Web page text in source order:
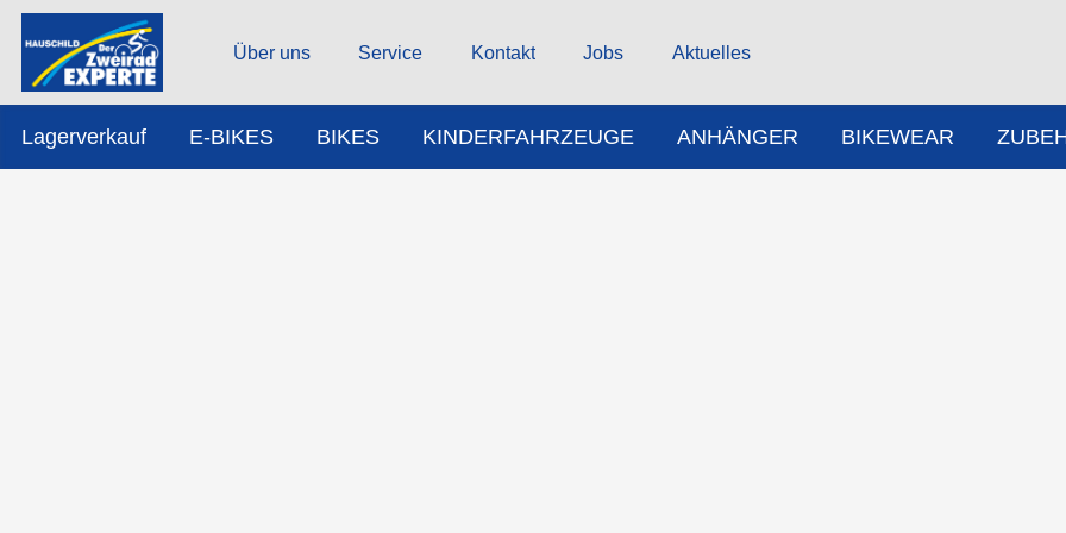
Über uns Service Kontakt Jobs Aktuelles
Lagerverkauf E-BIKES BIKES KINDERFAHRZEUGE ANHÄNGER BIKEWEAR